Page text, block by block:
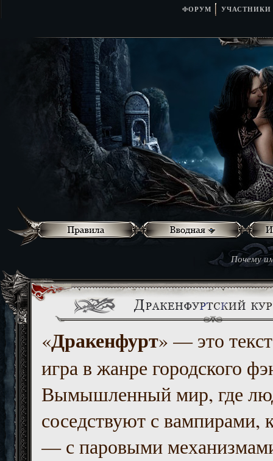
ФОРУМ УЧАСТНИКИ
Почему
«Дракенфурт» — это
игра в жанре городского
Вымышленный мир, где
соседствуют с вампирами,
— с паровыми